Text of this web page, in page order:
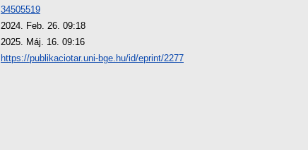
34505519
2024. Feb. 26. 09:18
2025. Máj. 16. 09:16
https://publikaciotar.uni-bge.hu/id/eprint/2277